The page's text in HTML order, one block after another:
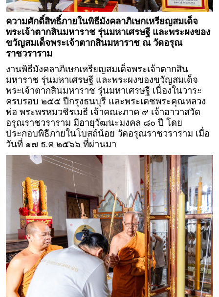
ความศักดิ์สิทธิ์ภายในพิธีมังคลาภิเษกเหรียญสมเด็จ
พระเจ้าตากสินมหาราช รุ่นมหาเศรษฐี และพระผงของ
ขวัญสมเด็จพระเจ้าตากสินมหาราช ณ วัดอรุณ
ราชวราราม
งานพิธีมังคลาภิเษกเหรียญสมเด็จพระเจ้าตากสิน
มหาราช รุ่นมหาเศรษฐี และพระผงของขวัญสมเด็จ
พระเจ้าตากสินมหาราช รุ่นมหาเศรษฐี เนื่องในวาระ
ครบรอบ ๒๕๕ ปีกรุงธนบุรี และพระเดชพระคุณหลวง
พ่อ พระพรหมวชิรเมธี เจ้าคณะภาค ๙ เจ้าอาวาสวัด
อรุณราชวราราม มีอายุวัฒนะมงคล ๘๐ ปี โดย
ประกอบพิธีภายในโบสถ์น้อย วัดอรุณราชวราราม เมื่อ
วันที่ ๑๗ ธ.ค ๒๕๖๖ ที่ผ่านมา